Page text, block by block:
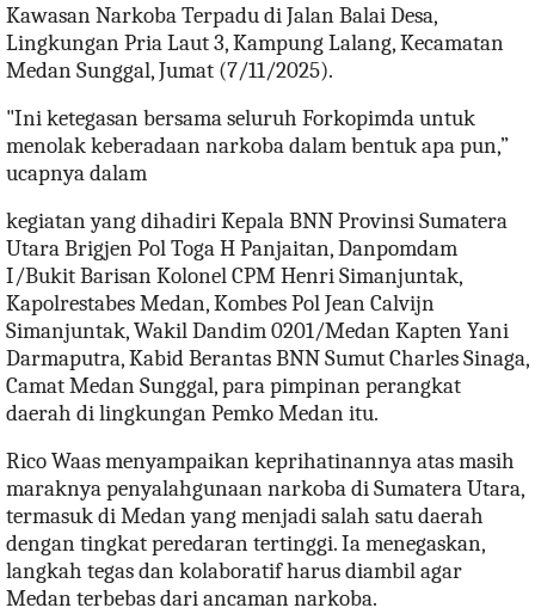
Kawasan Narkoba Terpadu di Jalan Balai Desa,
Lingkungan Pria Laut 3, Kampung Lalang, Kecamatan
Medan Sunggal, Jumat (7/11/2025).
"Ini ketegasan bersama seluruh Forkopimda untuk
menolak keberadaan narkoba dalam bentuk apa pun,”
ucapnya dalam
kegiatan yang dihadiri Kepala BNN Provinsi Sumatera
Utara Brigjen Pol Toga H Panjaitan, Danpomdam
I/Bukit Barisan Kolonel CPM Henri Simanjuntak,
Kapolrestabes Medan, Kombes Pol Jean Calvijn
Simanjuntak, Wakil Dandim 0201/Medan Kapten Yani
Darmaputra, Kabid Berantas BNN Sumut Charles Sinaga,
Camat Medan Sunggal, para pimpinan perangkat
daerah di lingkungan Pemko Medan itu.
Rico Waas menyampaikan keprihatinannya atas masih
maraknya penyalahgunaan narkoba di Sumatera Utara,
termasuk di Medan yang menjadi salah satu daerah
dengan tingkat peredaran tertinggi. Ia menegaskan,
langkah tegas dan kolaboratif harus diambil agar
Medan terbebas dari ancaman narkoba.